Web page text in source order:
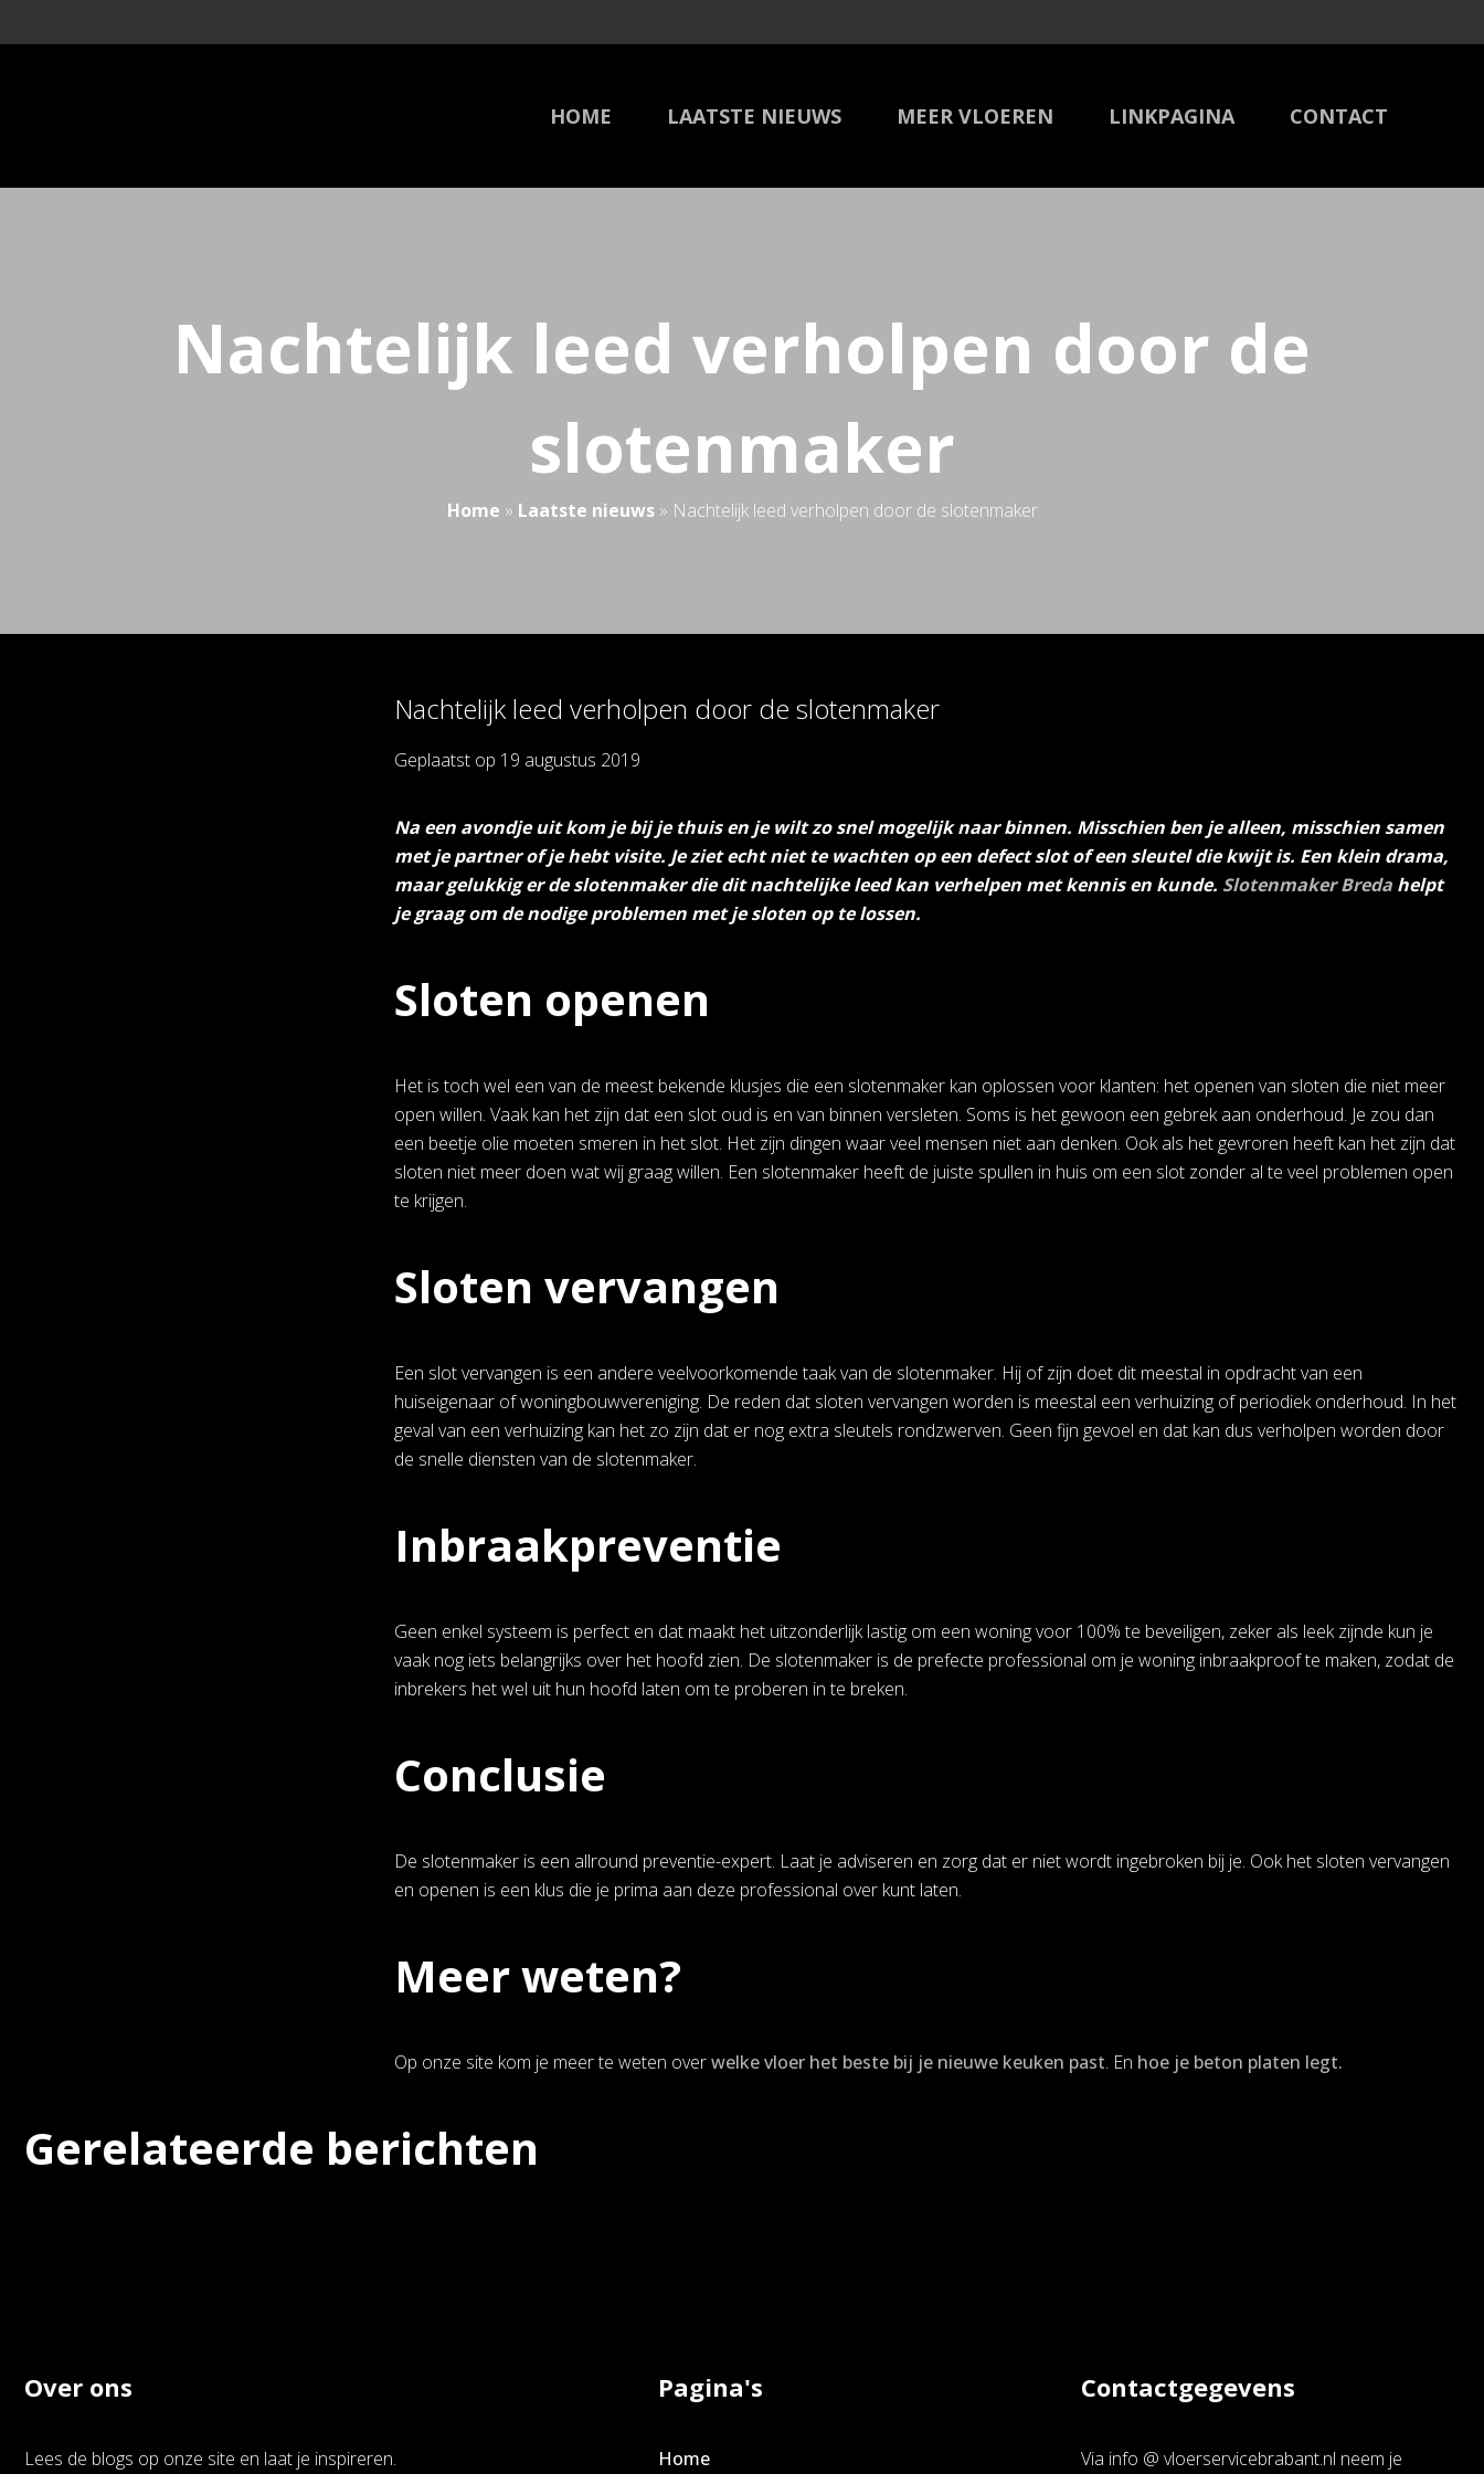
HOME LAATSTE NIEUWS MEER VLOEREN LINKPAGINA CONTACT
Nachtelijk leed verholpen door de
slotenmaker
Home » Laatste nieuws» Nachtelijk leed verholpen door de slotenmaker
Nachtelijk leed verholpen door de slotenmaker
Geplaatst op 19 augustus 2019
Na een avondje uit kom je bij je thuis en je wilt zo snel mogelijk naar binnen. Misschien ben je alleen, misschien samen
met je partner of je hebt visite. Je ziet echt niet te wachten op een defect slot of een sleutel die kwijt is. Een klein drama,
maar gelukkig er de slotenmaker die dit nachtelijke leed kan verhelpen met kennis en kunde. Slotenmaker Breda helpt
je graag om de nodige problemen met je sloten op te lossen.
Sloten openen
Het is toch wel een van de meest bekende klusjes die een slotenmaker kan oplossen voor klanten: het openen van sloten die niet meer
open willen. Vaak kan het zijn dat een slot oud is en van binnen versleten. Soms is het gewoon een gebrek aan onderhoud. Je zou dan
een beetje olie moeten smeren in het slot. Het zijn dingen waar veel mensen niet aan denken. Ook als het gevroren heeft kan het zijn dat
sloten niet meer doen wat wij graag willen. Een slotenmaker heeft de juiste spullen in huis om een slot zonder al te veel problemen open
te krijgen.
Sloten vervangen
Een slot vervangen is een andere veelvoorkomende taak van de slotenmaker. Hij of zijn doet dit meestal in opdracht van een
huiseigenaar of woningbouwvereniging. De reden dat sloten vervangen worden is meestal een verhuizing of periodiek onderhoud. In het
geval van een verhuizing kan het zo zijn dat er nog extra sleutels rondzwerven. Geen fijn gevoel en dat kan dus verholpen worden door
de snelle diensten van de slotenmaker.
Inbraakpreventie
Geen enkel systeem is perfect en dat maakt het uitzonderlijk lastig om een woning voor 100% te beveiligen, zeker als leek zijnde kun je
vaak nog iets belangrijks over het hoofd zien. De slotenmaker is de prefecte professional om je woning inbraakproof te maken, zodat de
inbrekers het wel uit hun hoofd laten om te proberen in te breken.
Conclusie
De slotenmaker is een allround preventie-expert. Laat je adviseren en zorg dat er niet wordt ingebroken bij je. Ook het sloten vervangen
en openen is een klus die je prima aan deze professional over kunt laten.
Meer weten?
Op onze site kom je meer te weten overwelke vloer het beste bij je nieuwe keuken past. En hoe je beton platen legt.
Gerelateerde berichten
Over ons
Lees de blogs op onze site en laat je inspireren.
Pagina's
Home
Contactgegevens
Via info @ vloerservicebrabant.nl neem je